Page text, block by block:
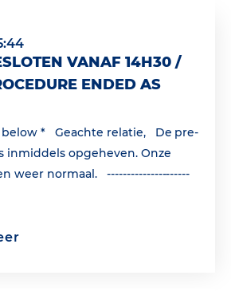
VANAF 14H30 /
ENDED AS
below * Geachte relatie, De pre-
inmiddels opgeheven. Onze
weer normaal. ---------------------